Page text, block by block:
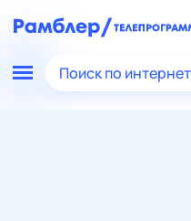
Поиск по